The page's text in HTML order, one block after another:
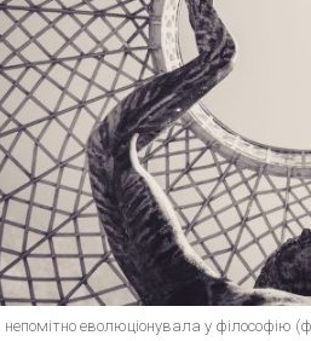
непомітно еволюціонувала у філософію